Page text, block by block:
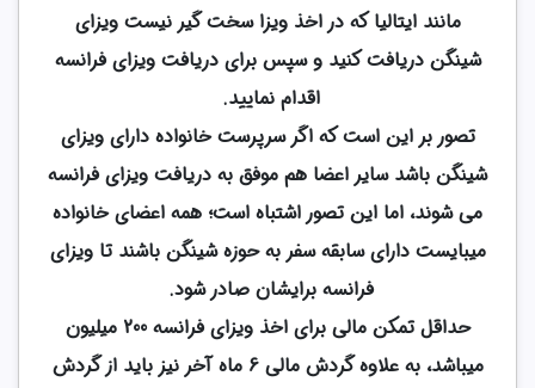
مانند ایتالیا که در اخذ ویزا سخت گیر نیست ویزای
شینگن دریافت کنید و سپس برای دریافت ویزای فرانسه
اقدام نمایید.
تصور بر این است که اگر سرپرست خانواده دارای ویزای
شینگن باشد سایر اعضا هم موفق به دریافت ویزای فرانسه
می شوند، اما این تصور اشتباه است؛ همه اعضای خانواده
میبایست دارای سابقه سفر به حوزه شینگن باشند تا ویزای
فرانسه برایشان صادر شود.
حداقل تمکن مالی برای اخذ ویزای فرانسه 200 میلیون
میباشد، به علاوه گردش مالی 6 ماه آخر نیز باید از گردش